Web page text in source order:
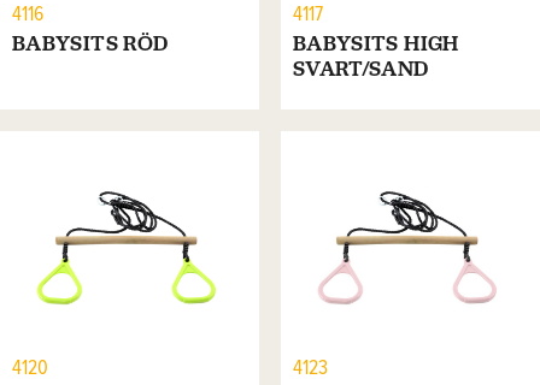
4116
BABYSITS RÖD
4117
BABYSITS HIGH
SVART/SAND
4120 4123